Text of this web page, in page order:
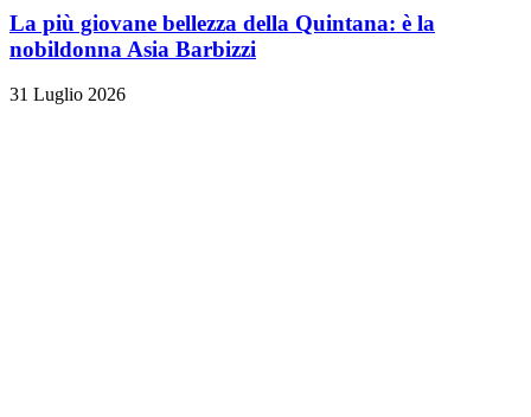
La più giovane bellezza della Quintana: è la
nobildonna Asia Barbizzi
31 Luglio 2026